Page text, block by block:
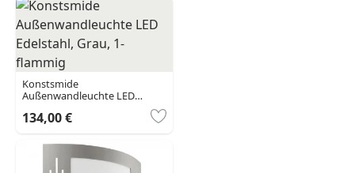
Konstsmide
Außenwandleuchte LED
134,00 €